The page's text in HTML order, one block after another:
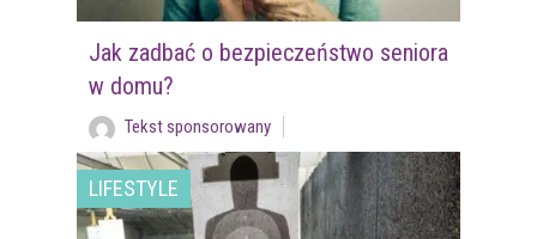
Jak zadbać o bezpieczeństwo seniora
w domu?
Tekst sponsorowany
LIFESTYLE